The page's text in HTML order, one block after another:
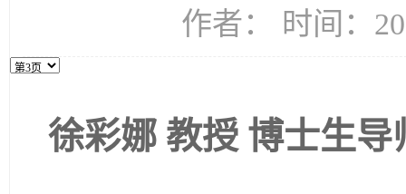
作者： 时间：
徐彩娜 教授 博士生导